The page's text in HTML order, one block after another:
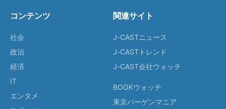
コンテンツ
社会
政治
経済
IT
エンタメ
関連サイト
J-CASTニュース
J-CASTトレンド
J-CAST会社ウォッチ
BOOKウォッチ
東京バーゲンマニア